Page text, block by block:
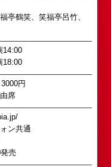
亭鶴笑、笑福亭呂竹、
14:00
18:00
円
席
ン共通
売
プ
と呼ばれた江戸時
、朝日座、弁天座
殿堂として栄え
(株)の直営映画館
中央区)に引き継
問い合わせ
願います。
せ
います。
ーム
event/form/